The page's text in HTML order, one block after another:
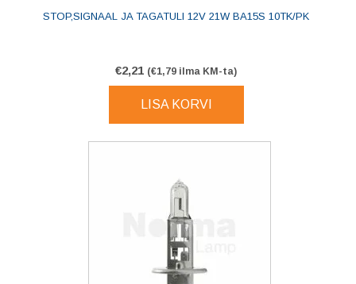
STOP,SIGNAAL JA TAGATULI 12V 21W BA15S 10TK/PK
€2,21 (€1,79 ilma KM-ta)
LISA KORVI